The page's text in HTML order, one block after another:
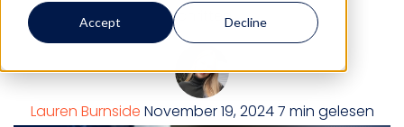
Accept Decline
Schritten.
Lauren Burnside November 19, 20247 min gelesen